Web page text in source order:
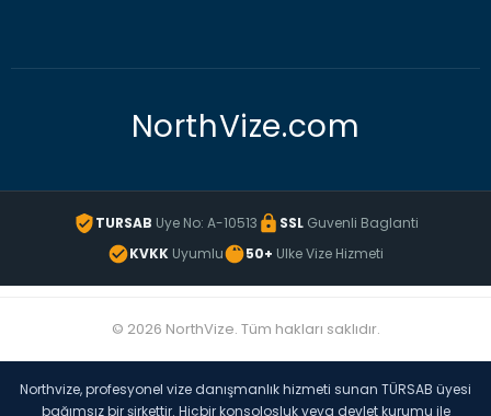
NorthVize.com
TURSAB Uye No: A-10513 SSLGuvenli Baglanti
KVKK Uyumlu 50+ Ulke Vize Hizmeti
© 2026 NorthVize. Tüm hakları saklıdır.
Northvize, profesyonel vize danışmanlık hizmeti sunan TÜRSAB üyesi
bağımsız bir şirkettir. Hiçbir konsolosluk veya devlet kurumu ile